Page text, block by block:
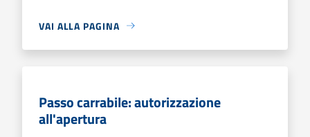
VAI ALLA PAGINA
Passo carrabile: autorizzazione
all'apertura